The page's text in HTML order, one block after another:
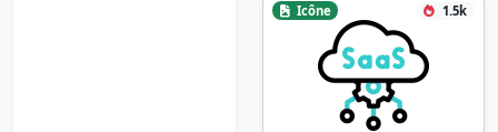
Icône 1.5k